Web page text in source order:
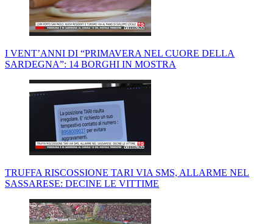
I VENT’ANNI DI “PRIMAVERA NEL CUORE DELLA
SARDEGNA”: 14 BORGHI IN MOSTRA
TRUFFA RISCOSSIONE TARI VIA SMS, ALLARME NEL
SASSARESE: DECINE LE VITTIME